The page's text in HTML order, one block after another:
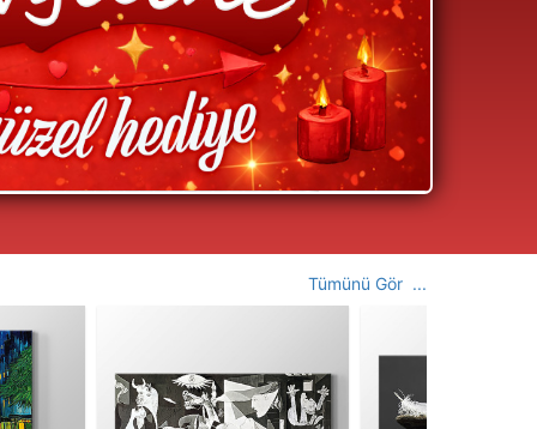
Tümünü Gör ...